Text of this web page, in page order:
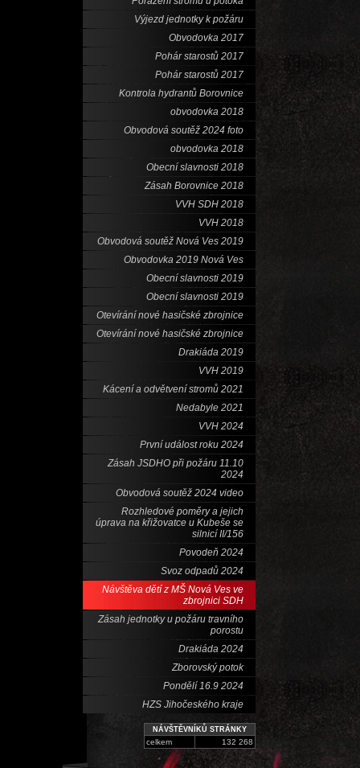
Výjezd jednotky k požáru
Obvodovka 2017
Pohár starostů 2017
Pohár starostů 2017
Kontrola hydrantů Borovnice
obvodovka 2018
Obvodová soutěž 2024 foto
obvodovka 2018
Obecní slavnosti 2018
Zásah Borovnice 2018
VVH SDH 2018
VVH 2018
Obvodová soutěž Nová Ves 2019
Obvodovka 2019 Nová Ves
Obecní slavnosti 2019
Obecní slavnosti 2019
Otevírání nové hasičské zbrojnice
Otevírání nové hasičské zbrojnice
Drakiáda 2019
VVH 2019
Kácení a odvětvení stromů 2021
Nedabyle 2021
VVH 2024
První událost roku 2024
Zásah JSDHO při požáru 11.10
2024
Obvodová soutěž 2024 video
Rozhledové poměry a jejich
úprava na křižovatce u Kubeše se
silnicí II/156
Povodeň 2024
Svoz odpadů 2024
Návštěva dětí z MŠ Nová Ves ve
zbrojnici SDH
Zásah jednotky u požáru travního
porostu
Drakiáda 2024
Zborovský potok
Pondělí 16.9 2024
HZS Jihočeského kraje
NÁVŠTĚVNÍKŮ STRÁNKY
celkem 132 268